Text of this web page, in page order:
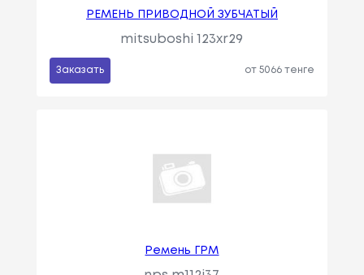
РЕМЕНЬ ПРИВОДНОЙ ЗУБЧАТЫЙ
mitsuboshi 123xr29
Заказать от 5066 тенге
Ремень ГРМ